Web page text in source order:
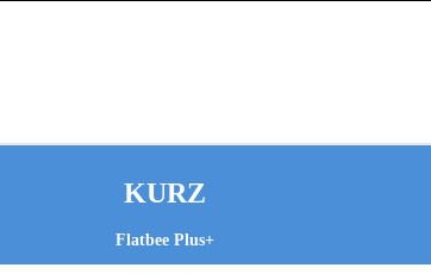
KURZ
Flatbee Plus+